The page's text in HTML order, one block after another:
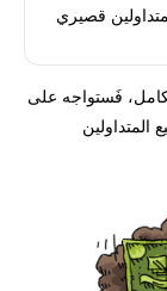
قصيري
فَستواجه على
المتداولين